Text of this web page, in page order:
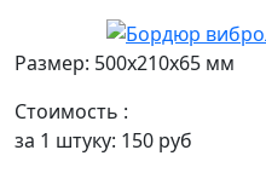
Размер: 500x210x65 мм
Стоимость :
за 1 штуку: 150 руб